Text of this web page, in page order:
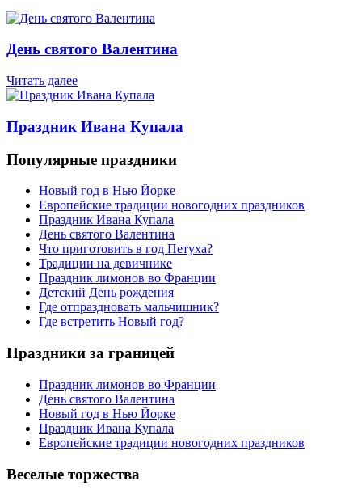
День святого Валентина
Читать далее
Праздник Ивана Купала
Популярные праздники
Новый год в Нью Йорке
Европейские традиции новогодних праздников
Праздник Ивана Купала
День святого Валентина
Что приготовить в год Петуха?
Традиции на девичнике
Праздник лимонов во Франции
Детский День рождения
Где отпраздновать мальчишник?
Где встретить Новый год?
Праздники за границей
Праздник лимонов во Франции
День святого Валентина
Новый год в Нью Йорке
Праздник Ивана Купала
Европейские традиции новогодних праздников
Веселые торжества